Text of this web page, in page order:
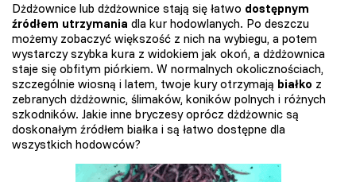
Dżdżownice lub dżdżownice stają się łatwo dostępnym
źródłem utrzymania dla kur hodowlanych. Po deszczu
możemy zobaczyć większość z nich na wybiegu, a potem
wystarczy szybka kura z widokiem jak okoń, a dżdżownica
staje się obfitym piórkiem. W normalnych okolicznościach,
szczególnie wiosną i latem, twoje kury otrzymają białko z
zebranych dżdżownic, ślimaków, koników polnych i różnych
szkodników. Jakie inne bryczesy oprócz dżdżownic są
doskonałym źródłem białka i są łatwo dostępne dla
wszystkich hodowców?